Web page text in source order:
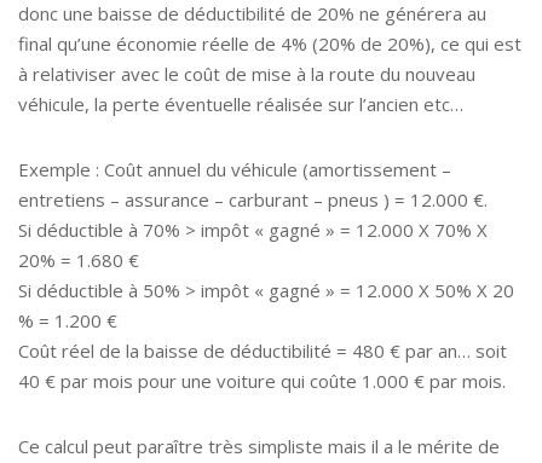
donc une baisse de déductibilité de 20% ne générera au
final qu’une économie réelle de 4% (20% de 20%), ce qui est
à relativiser avec le coût de mise à la route du nouveau
véhicule, la perte éventuelle réalisée sur l’ancien etc…
Exemple : Coût annuel du véhicule (amortissement –
entretiens – assurance – carburant – pneus ) = 12.000 €.
Si déductible à 70% > impôt « gagné » = 12.000 X 70% X
20% = 1.680 €
Si déductible à 50% > impôt « gagné » = 12.000 X 50% X 20
% = 1.200 €
Coût réel de la baisse de déductibilité = 480 € par an… soit
40 € par mois pour une voiture qui coûte 1.000 € par mois.
Ce calcul peut paraître très simpliste mais il a le mérite de